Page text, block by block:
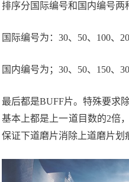
排序分国际编号和国内编号两
国际编号为：30、50、100、
国内编号为；30、50、150、
最后都是BUFF片。特殊要求
基本上都是上一道目数的2倍
保证下道磨片消除上道磨片划